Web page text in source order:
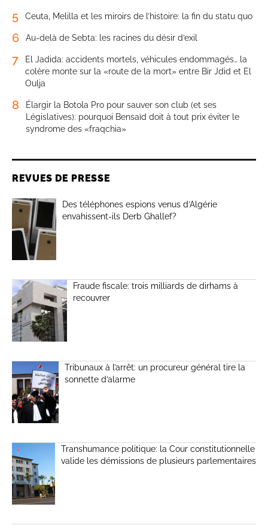
5 Ceuta, Melilla et les miroirs de l’histoire: la fin du statu quo
6 Au-delà de Sebta: les racines du désir d’exil
7
El Jadida: accidents mortels, véhicules endommagés… la
colère monte sur la «route de la mort» entre Bir Jdid et El
Oulja
8
Élargir la Botola Pro pour sauver son club (et ses
Législatives): pourquoi Bensaïd doit à tout prix éviter le
syndrome des «fraqchia»
REVUES DE PRESSE
Des téléphones espions venus d’Algérie
envahissent-ils Derb Ghallef?
Fraude fiscale: trois milliards de dirhams à
recouvrer
Tribunaux à l’arrêt: un procureur général tire la
sonnette d’alarme
Transhumance politique: la Cour constitutionnelle
valide les démissions de plusieurs parlementaires